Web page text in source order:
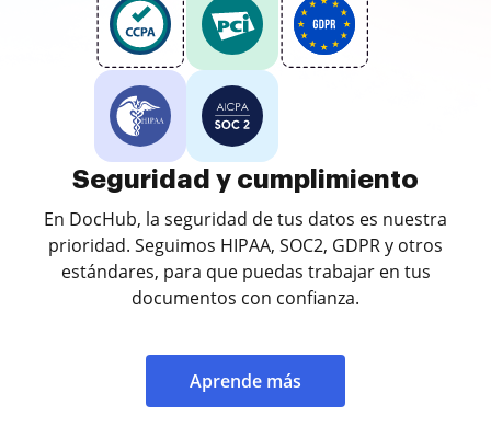
Seguridad y cumplimiento
En DocHub, la seguridad de tus datos es nuestra
prioridad. Seguimos HIPAA, SOC2, GDPR y otros
estándares, para que puedas trabajar en tus
documentos con confianza.
Aprende más